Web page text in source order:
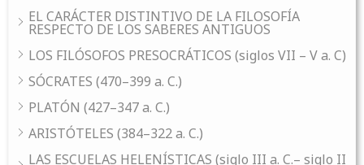
EL CARÁCTER DISTINTIVO DE LA FILOSOFÍA
RESPECTO DE LOS SABERES ANTIGUOS
LOS FILÓSOFOS PRESOCRÁTICOS (siglos VII – V a. C)
SÓCRATES (470–399 a. C.)
PLATÓN (427–347 a. C.)
ARISTÓTELES (384–322 a. C.)
LAS ESCUELAS HELENÍSTICAS (siglo III a. C.– siglo II